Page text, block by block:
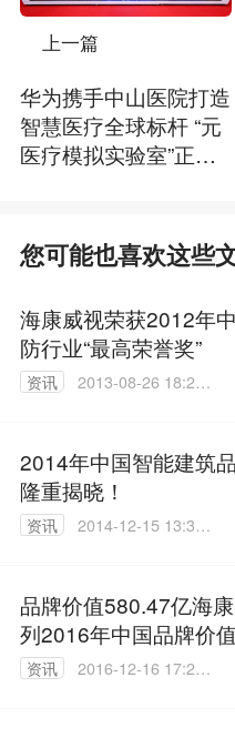
上一篇
华为携手中山医院打造
智慧医疗全球标杆 “元
医疗模拟实验室”正式
您可能也喜欢这些
海康威视荣获2012年
防行业“最高荣誉奖”
资讯
2013-08-26 18:23:
2014年中国智能建筑
隆重揭晓！
资讯
2014-12-15 13:37:
品牌价值580.47亿海
列2016年中国品牌价
电子行业第一
资讯
2016-12-16 17:25: